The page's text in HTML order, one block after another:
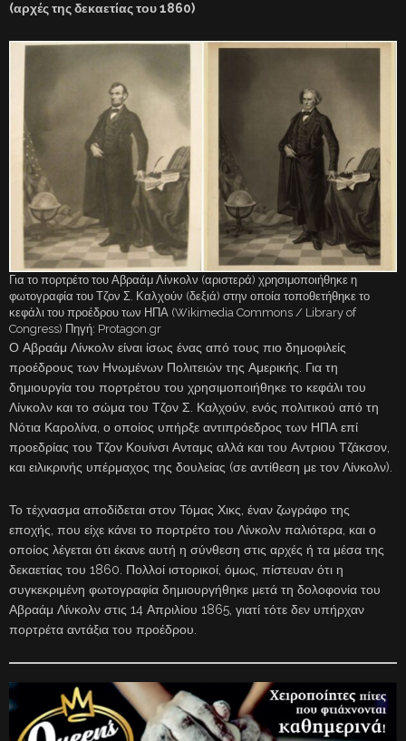
(αρχές της δεκαετίας του 1860)
Για το πορτρέτο του Αβραάμ Λίνκολν (αριστερά) χρησιμοποιήθηκε η
φωτογραφία του Τζον Σ. Καλχούν (δεξιά) στην οποία τοποθετήθηκε το
κεφάλι του προέδρου των ΗΠΑ (Wikimedia Commons / Library of
Congress) Πηγή: Protagon.gr
Ο Αβραάμ Λίνκολν είναι ίσως ένας από τους πιο δημοφιλείς
προέδρους των Ηνωμένων Πολιτειών της Αμερικής. Για τη
δημιουργία του πορτρέτου του χρησιμοποιήθηκε το κεφάλι του
Λίνκολν και το σώμα του Τζον Σ. Καλχούν, ενός πολιτικού από τη
Νότια Καρολίνα, ο οποίος υπήρξε αντιπρόεδρος των ΗΠΑ επί
προεδρίας του Τζον Κουίνσι Ανταμς αλλά και του Αντριου Τζάκσον,
και ειλικρινής υπέρμαχος της δουλείας (σε αντίθεση με τον Λίνκολν).
Το τέχνασμα αποδίδεται στον Τόμας Χικς, έναν ζωγράφο της
εποχής, που είχε κάνει το πορτρέτο του Λίνκολν παλιότερα, και ο
οποίος λέγεται ότι έκανε αυτή η σύνθεση στις αρχές ή τα μέσα της
δεκαετίας του 1860. Πολλοί ιστορικοί, όμως, πίστευαν ότι η
συγκεκριμένη φωτογραφία δημιουργήθηκε μετά τη δολοφονία του
Αβραάμ Λίνκολν στις 14 Απριλίου 1865, γιατί τότε δεν υπήρχαν
πορτρέτα αντάξια του προέδρου.